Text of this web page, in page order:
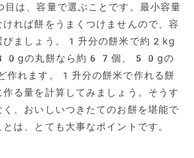
は、容量で選ぶことです。最小容量
れば餅をうまくつけませんので、容
びましょう。1升分の餅米で約2kg
30gの丸餅なら約67個、50gの
れます。1升分の餅米で作れる餅
る量を計算してみましょう。そうす
く、おいしいつきたてのお餅を堪能で
は、とても大事なポイントです。